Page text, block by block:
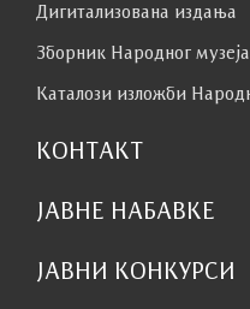
Дигитализована издања
Зборник Народног музеја
Каталози изложби
КОНТАКТ
ЈАВНЕ НАБАВКЕ
ЈАВНИ КОНКУРСИ